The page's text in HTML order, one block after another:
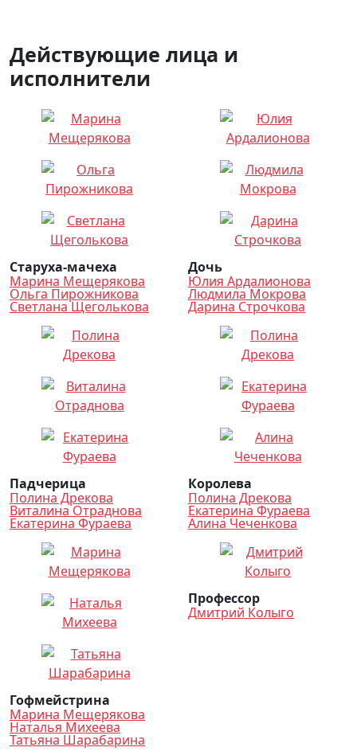
Действующие лица и
исполнители
Старуха-мачеха
Марина Мещерякова
Ольга Пирожникова
Светлана Щеголькова
Дочь
Юлия Ардалионова
Людмила Мокрова
Дарина Строчкова
Падчерица
Полина Дрекова
Виталина Отраднова
Екатерина Фураева
Королева
Полина Дрекова
Екатерина Фураева
Алина Чеченкова
Гофмейстрина
Марина Мещерякова
Наталья Михеева
Татьяна Шарабарина
Профессор
Дмитрий Колыго